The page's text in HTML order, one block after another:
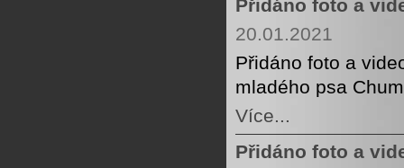
Přidáno foto a
20.01.2021
Přidáno foto a
mladého psa
Více...
Přidáno foto a